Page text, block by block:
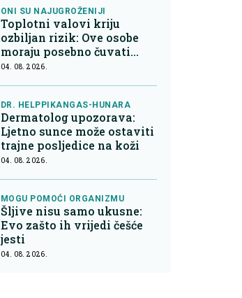
ONI SU NAJUGROŽENIJI
Toplotni valovi kriju
ozbiljan rizik: Ove osobe
moraju posebno čuvati
bubrege
04. 08. 2026.
DR. HELPPIKANGAS-HUNARA
Dermatolog upozorava:
Ljetno sunce može ostaviti
trajne posljedice na koži
04. 08. 2026.
MOGU POMOĆI ORGANIZMU
Šljive nisu samo ukusne:
Evo zašto ih vrijedi češće
jesti
04. 08. 2026.